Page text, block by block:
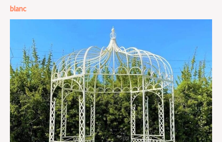
blanc